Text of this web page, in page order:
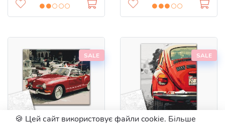
SALE SALE
🍪 Цей сайт використовує файли cookie. Більше